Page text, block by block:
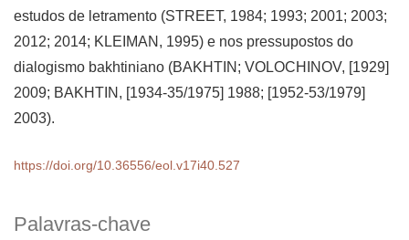
Palavras-chave
estudos de letramento (STREET, 1984; 1993; 2001; 2003;
2012; 2014; KLEIMAN, 1995) e nos pressupostos do
dialogismo bakhtiniano (BAKHTIN; VOLOCHINOV, [1929]
2009; BAKHTIN, [1934-35/1975] 1988; [1952-53/1979]
2003).
https://doi.org/10.36556/eol.v17i40.527